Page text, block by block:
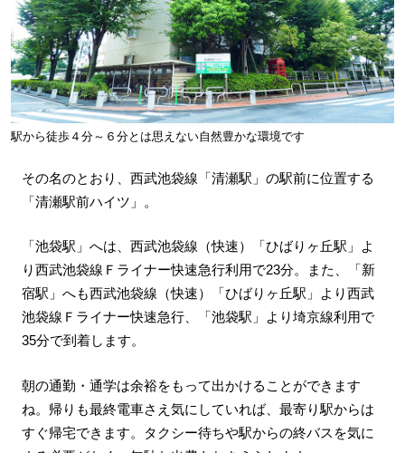
駅から徒歩４分～６分とは思えない自然豊かな環境です
その名のとおり、西武池袋線「清瀬駅」の駅前に位置する
「清瀬駅前ハイツ」。
「池袋駅」へは、西武池袋線（快速）「ひばりヶ丘駅」よ
り西武池袋線Ｆライナー快速急行利用で23分。また、「新
宿駅」へも西武池袋線（快速）「ひばりヶ丘駅」より西武
池袋線Ｆライナー快速急行、「池袋駅」より埼京線利用で
35分で到着します。
朝の通勤・通学は余裕をもって出かけることができます
ね。帰りも最終電車さえ気にしていれば、最寄り駅からは
すぐ帰宅できます。タクシー待ちや駅からの終バスを気に